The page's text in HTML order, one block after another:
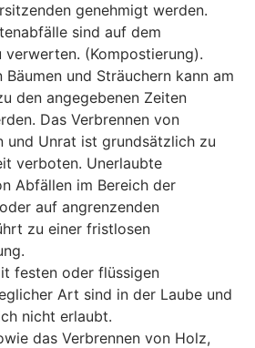
genehmigt werden.
sind auf dem
verwerten. (Kompostierung).
und Sträuchern kann am
den angegebenen Zeiten
Das Verbrennen von
und Unrat ist grundsätzlich zu
verboten. Unerlaubte
Abfällen im Bereich der
auf angrenzenden
zu einer fristlosen
festen oder flüssigen
Art sind in der Laube und
nicht erlaubt.
das Verbrennen von Holz,